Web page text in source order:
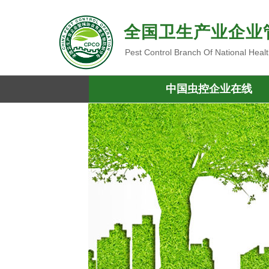
全国卫生产业企
Pest Control Branch Of National
中国虫控企业在线